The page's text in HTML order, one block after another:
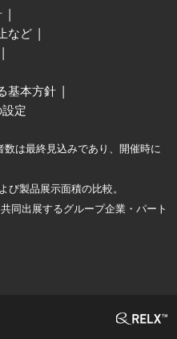
など
基本方針
定
は最終見込みであり、開催時に
製品展示面積の比較。
同出展するグループ企業・パート